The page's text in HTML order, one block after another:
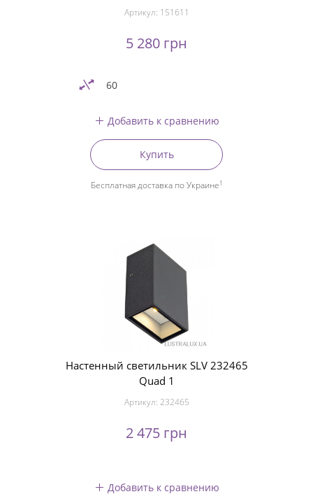
Артикул: 151611
5 280 грн
60
Добавить к сравнению
Купить
Бесплатная доставка по Украине1
Настенный светильник SLV 232465
Quad 1
Артикул: 232465
2 475 грн
Добавить к сравнению